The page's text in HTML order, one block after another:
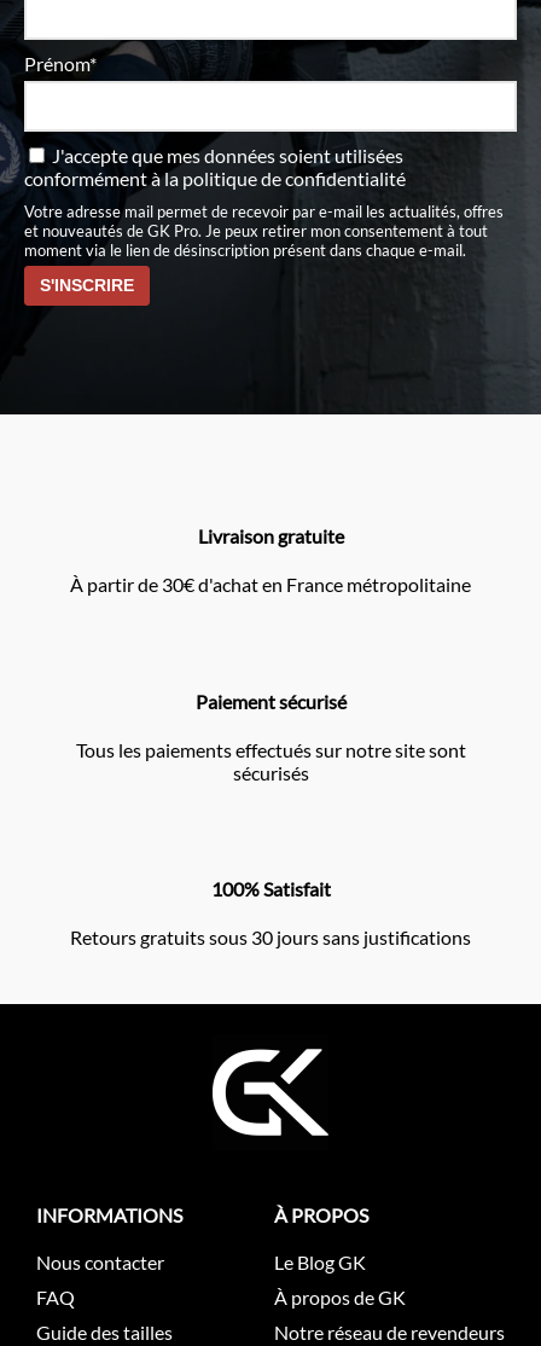
Prénom*
J'accepte que mes données soient utilisées
conformément àla politique de confidentialité
Votre adresse mail permet de recevoir par e-mail les actualités, offres
et nouveautés de GK Pro. Je peux retirer mon consentement à tout
moment via le lien de désinscription présent dans chaque e-mail.
Livraison gratuite
À partir de 30€ d'achat en France métropolitaine
Paiement sécurisé
Tous les paiements effectués sur notre site sont
sécurisés
100% Satisfait
Retours gratuits sous 30 jours sans justifications
INFORMATIONS
Nous contacter
FAQ
Guide des tailles
À PROPOS
Le Blog GK
À propos de GK
Notre réseau de revendeurs